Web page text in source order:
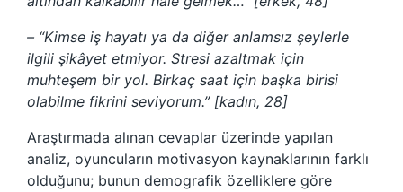
– “Kimse iş hayatı ya da diğer anlamsız şeylerle
ilgili şikâyet etmiyor. Stresi azaltmak için
muhteşem bir yol. Birkaç saat için başka birisi
olabilme fikrini seviyorum.” [kadın, 28]
Araştırmada alınan cevaplar üzerinde yapılan
analiz, oyuncuların motivasyon kaynaklarının farklı
olduğunu; bunun demografik özelliklere göre